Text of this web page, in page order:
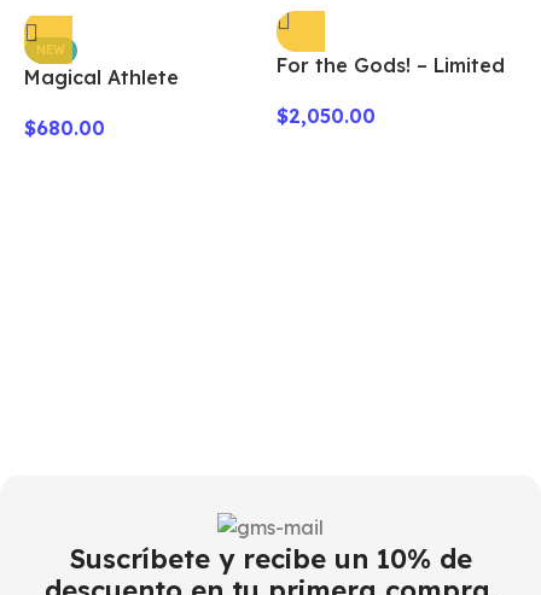
NEW
Magical Athlete
$680.00
For the Gods! – Limited
$2,050.00
Suscríbete y recibe un 10% de